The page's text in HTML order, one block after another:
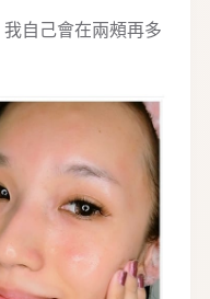
自己會在兩頰再多